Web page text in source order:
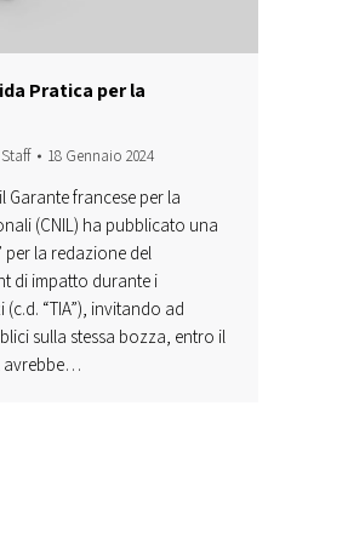
Pratica per la
18 Gennaio 2024
Garante francese per la
(CNIL) ha pubblicato una
per la redazione del
di impatto durante i
“TIA”), invitando ad
sulla stessa bozza, entro il
avrebbe…